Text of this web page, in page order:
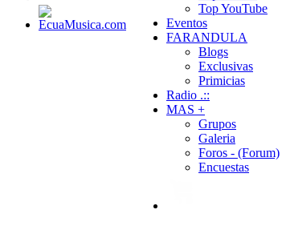
Top YouTube
Eventos
FARANDULA
Blogs
Exclusivas
Primicias
Radio .::
MAS +
Grupos
Galeria
Foros - (Forum)
Encuestas